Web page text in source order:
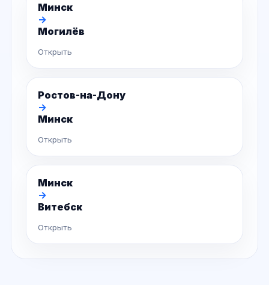
Минск
→
Могилёв
Открыть
Ростов-на-Дону
→
Минск
Открыть
Минск
→
Витебск
Открыть